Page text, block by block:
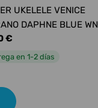
UKELELE VENICE
DAPHNE BLUE WN
€
en 1-2 días